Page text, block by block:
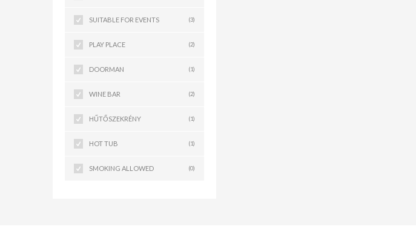
SUITABLE FOR EVENTS (3)
PLAY PLACE (2)
DOORMAN (1)
WINE BAR (2)
HŰTŐSZEKRÉNY (1)
HOT TUB (1)
SMOKING ALLOWED (0)